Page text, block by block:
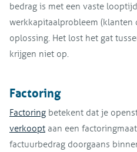
bedrag is met een vaste
werkkapitaalprobleem (klanten
oplossing. Het lost het gat
krijgen niet op.
Factoring
Factoring betekent dat je
verkoopt aan een
factuurbedrag doorgaans